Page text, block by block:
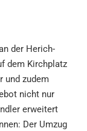
der Herich­
dem Kirch­platz
und zudem
nicht nur
ler erweitert
Der Umzug